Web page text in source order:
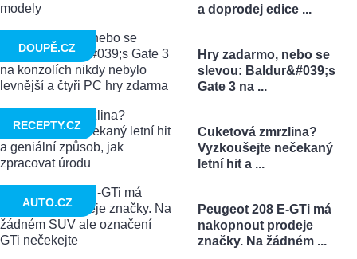
a doprodej edice ...
Hry zadarmo, nebo se
slevou: Baldur&#039;s
Gate 3 na ...
DOUPĚ.CZ
Cuketová zmrzlina?
Vyzkoušejte nečekaný
letní hit a ...
RECEPTY.CZ
Peugeot 208 E-GTi má
nakopnout prodeje
značky. Na žádném ...
AUTO.CZ